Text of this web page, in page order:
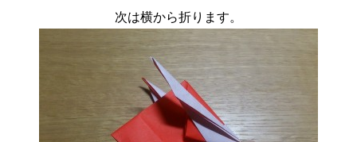
次は横から折ります。